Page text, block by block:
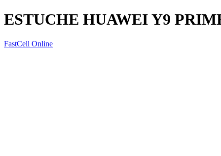
ESTUCHE HUAWEI Y9
FastCell Online